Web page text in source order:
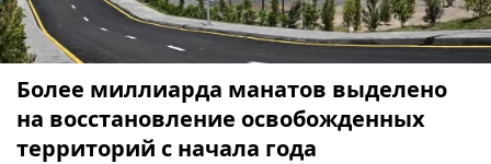
Более миллиарда манатов выделено
на восстановление освобожденных
территорий с начала года